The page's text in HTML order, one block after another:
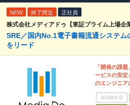
NEW 終了間近 正社員
株式会社メディアドゥ【東証プライム上場企
SRE／国内No.1電子書籍流通システ
をリード
「開発の課
ービスの安定
のエンジニア
未経験歓迎